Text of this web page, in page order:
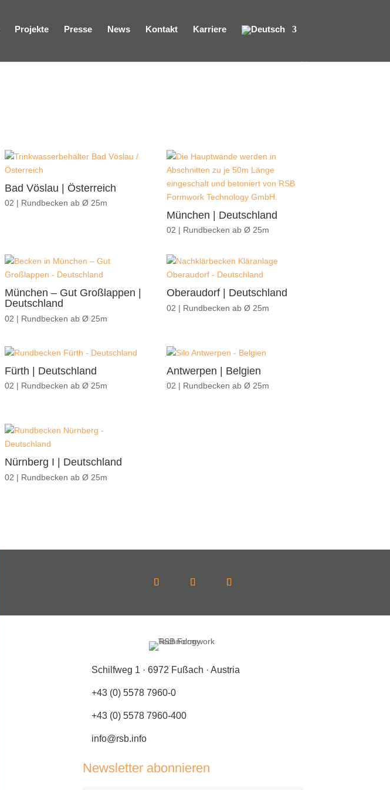
Projekte Presse News Kontakt Karriere
Bad Vöslau | Österreich
02 | Rundbecken ab Ø 25m
München | Deutschland
02 | Rundbecken ab Ø 25m
München – Gut Großlappen |
Deutschland
02 | Rundbecken ab Ø 25m
Oberaudorf | Deutschland
02 | Rundbecken ab Ø 25m
Fürth | Deutschland
02 | Rundbecken ab Ø 25m
Antwerpen | Belgien
02 | Rundbecken ab Ø 25m
Nürnberg I | Deutschland
02 | Rundbecken ab Ø 25m
Schilfweg 1 · 6972 Fußach · Austria
+43 (0) 5578 7960-0
+43 (0) 5578 7960-400
info@rsb.info
Newsletter abonnieren